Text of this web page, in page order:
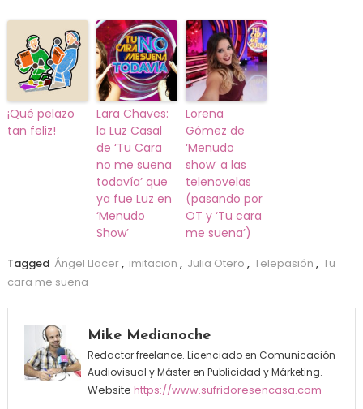
¡Qué pelazo
tan feliz!
Lara Chaves:
la Luz Casal
de ‘Tu Cara
no me suena
todavía’ que
ya fue Luz en
‘Menudo
Show’
Lorena
Gómez de
‘Menudo
show’ a las
telenovelas
(pasando por
OT y ‘Tu cara
me suena’)
Tagged Ángel Llacer, imitacion , Julia Otero , Telepasión , Tu
cara me suena
Mike Medianoche
Redactor freelance. Licenciado en Comunicación
Audiovisual y Máster en Publicidad y Márketing.
Website https://www.sufridoresencasa.com